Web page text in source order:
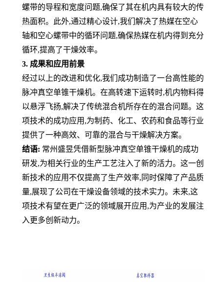
螺带的导程和宽度问题,确保了其在机内具有较大的传
热面积。此外,通过精心设计,我们解决了热媒在空心
轴和空心螺带中的循环问题,确保热媒在机内得到充分
循环,提高了干燥效率。
3. 成果和应用前景
经过以上的改进和优化,我们成功制造了一台高性能的
脉冲真空单锥干燥机。在高转速下运转时,机内物料得
以悬浮飞扬,解决了传统混合机所存在的混合问题。这
项技术的成功应用,为制药、化工、农药和食品等行业
提供了一种高效、可靠的混合与干燥解决方案。
结语: 常州盛昱凭借新型脉冲真空单锥干燥机的成功
研发,为相关行业的生产工艺注入了新的活力。这一创
新技术的应用不仅提高了生产效率,同时保障了产品质
量,展现了公司在干燥设备领域的技术实力。未来,这
项技术有望在更广泛的领域展开应用,为产业的发展注
入更多创新动力。